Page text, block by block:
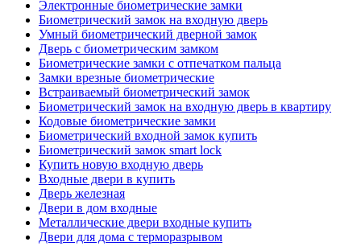
Электронные биометрические замки
Биометрический замок на входную дверь
Умный биометрический дверной замок
Дверь с биометрическим замком
Биометрические замки с отпечатком пальца
Замки врезные биометрические
Встраиваемый биометрический замок
Биометрический замок на входную дверь в квартиру
Кодовые биометрические замки
Биометрический входной замок купить
Биометрический замок smart lock
Купить новую входную дверь
Входные двери в купить
Дверь железная
Двери в дом входные
Металлические двери входные купить
Двери для дома с терморазрывом